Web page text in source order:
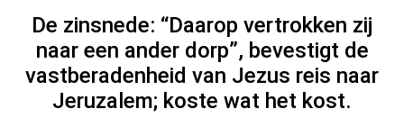
De zinsnede: “Daarop vertrokken zij
naar een ander dorp”, bevestigt de
vastberadenheid van Jezus reis naar
Jeruzalem; koste wat het kost.